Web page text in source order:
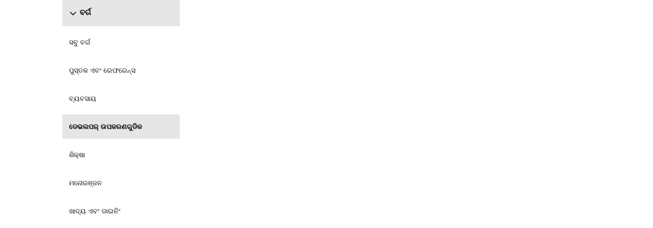
ବର୍ଗ
ସବୁ ବର୍ଗ
ପୁସ୍ତକ ଏବଂ ରେଫରେନ୍ସ
ବ୍ୟବସାୟ
ଡେଭଲପର୍‍ ଉପକରଣଗୁଡିକ
ଶିକ୍ଷା
ମନୋରଞ୍ଜନ
ଖାଦ୍ୟ ଏବଂ ଡାଇନିଂ